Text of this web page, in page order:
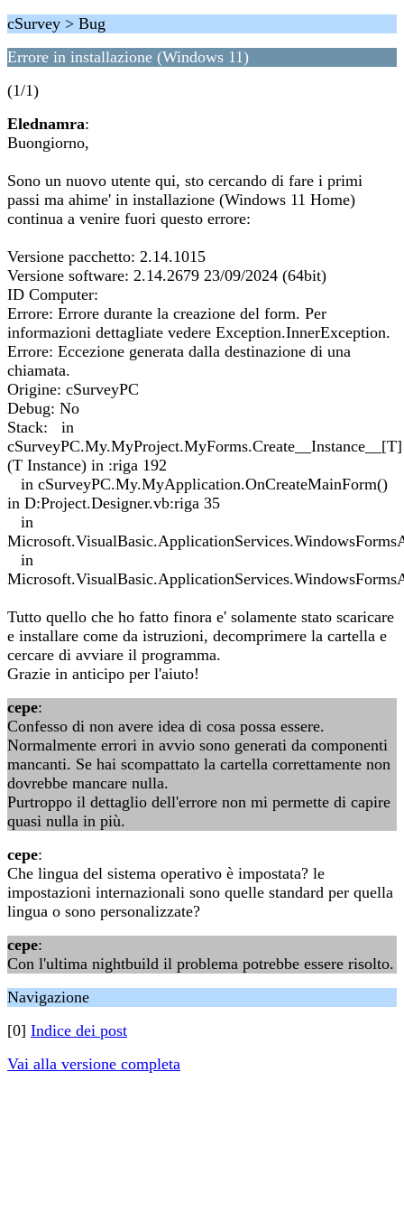
cSurvey > Bug
Errore in installazione (Windows 11)
(1/1)
Elednamra:
Buongiorno,
Sono un nuovo utente qui, sto cercando di fare i primi
passi ma ahime' in installazione (Windows 11 Home)
continua a venire fuori questo errore:
Versione pacchetto: 2.14.1015
Versione software: 2.14.2679 23/09/2024 (64bit)
ID Computer:
Errore: Errore durante la creazione del form. Per
informazioni dettagliate vedere Exception.InnerException.
Errore: Eccezione generata dalla destinazione di una
chiamata.
Origine: cSurveyPC
Debug: No
Stack: in
cSurveyPC.My.MyProject.MyForms.Create__Instance__[T]
(T Instance) in :riga 192
in cSurveyPC.My.MyApplication.OnCreateMainForm()
in D:Project.Designer.vb:riga 35
in
in
Tutto quello che ho fatto finora e' solamente stato scaricare
e installare come da istruzioni, decomprimere la cartella e
cercare di avviare il programma.
Grazie in anticipo per l'aiuto!
cepe:
Confesso di non avere idea di cosa possa essere.
Normalmente errori in avvio sono generati da componenti
mancanti. Se hai scompattato la cartella correttamente non
dovrebbe mancare nulla.
Purtroppo il dettaglio dell'errore non mi permette di capire
quasi nulla in più.
cepe:
Che lingua del sistema operativo è impostata? le
impostazioni internazionali sono quelle standard per quella
lingua o sono personalizzate?
cepe:
Con l'ultima nightbuild il problema potrebbe essere risolto.
Navigazione
[0] Indice dei post
Vai alla versione completa